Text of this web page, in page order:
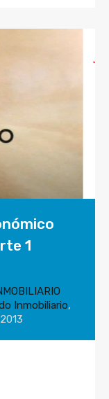
1
Inmobiliario,